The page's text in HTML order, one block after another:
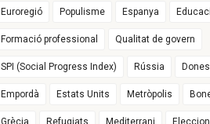
Euroregió Populisme Espanya
Formació professional Qualitat de govern
SPI (Social Progress Index) Rússia Dones
Empordà Estats Units Metròpolis
Grècia Refugiats Mediterrani